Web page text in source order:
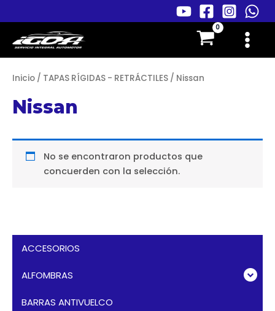
al
contenido
Main
Menu
ACCESORIOS
ALFOMBRAS
BARRAS ANTIVUELCO
Inicio / TAPAS RÍGIDAS - RETRÁCTILES / Nissan
Nissan
No se encontraron productos que
concuerden con la selección.